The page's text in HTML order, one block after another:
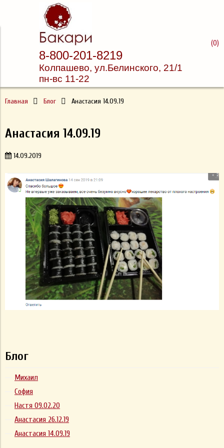
8-800-201-8219
Колпашево, ул.Белинского, 21/1
пн-вс 11-22
(0)
Доставка суши и пиццы
Бакари
Главная Блог Анастасия 14.09.19
Анастасия 14.09.19
14.09.2019
Блог
Михаил
София
Настя 09.02.20
Анастасия 26.12.19
Анастасия 14.09.19